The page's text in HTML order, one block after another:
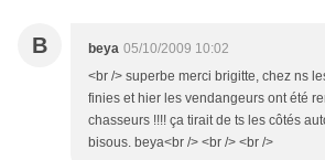
B beya 05/10/2009 10:02
<br /> superbe merci brigitte, chez ns
finies et hier les vendangeurs ont été
chasseurs !!!! ça tirait de ts les côtés
bisous. beya<br /> <br /> <br />